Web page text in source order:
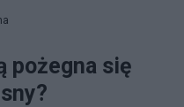
pożegna się